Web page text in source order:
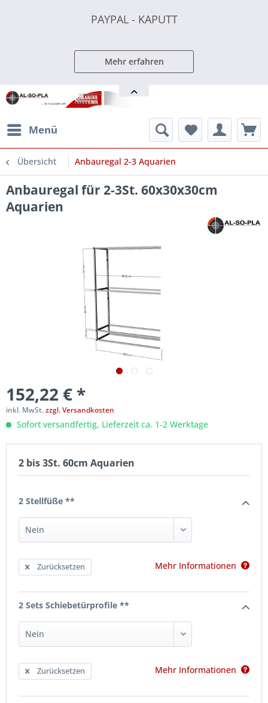
PAYPAL - KAPUTT
Mehr erfahren
Menü
Übersicht Anbauregal 2-3 Aquarien
Anbauregal für 2-3St. 60x30x30cm
Aquarien
152,22 € *
inkl. MwSt.zzgl. Versandkosten
Sofort versandfertig, Lieferzeit ca. 1-2 Werktage
2 bis 3St. 60cm Aquarien
2 Stellfüße **
Zurücksetzen Mehr Informationen
2 Sets Schiebetürprofile **
Zurücksetzen Mehr Informationen